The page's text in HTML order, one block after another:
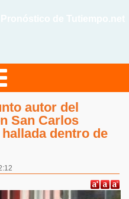
autor del
San Carlos
dentro de